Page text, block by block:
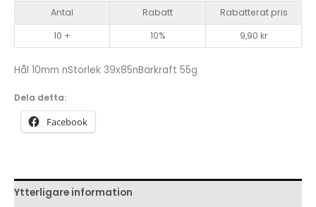
Antal Rabatt
Rabatterat pris
10 +
10% 9,90 kr
Hål 10mm nStorlek 39x85nBärkraft 55g
Dela detta:
Facebook
Ytterligare information